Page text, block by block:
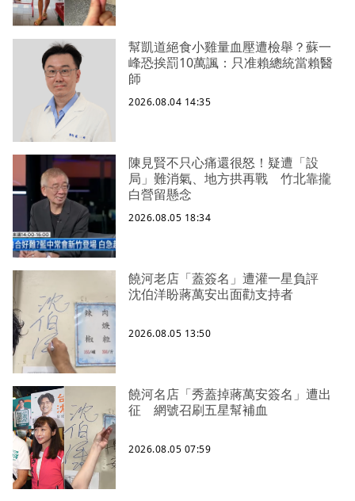
幫凱道絕食小雞量血壓遭檢舉？蘇一
峰恐挨罰10萬諷：只准賴總統當賴醫
師
2026.08.04 14:35
陳見賢不只心痛還很怒！疑遭「設
局」難消氣、地方拱再戰 竹北靠攏
白營留懸念
2026.08.05 18:34
饒河老店「蓋簽名」遭灌一星負評
沈伯洋盼蔣萬安出面勸支持者
2026.08.05 13:50
饒河名店「秀蓋掉蔣萬安簽名」遭出
征 網號召刷五星幫補血
2026.08.05 07:59